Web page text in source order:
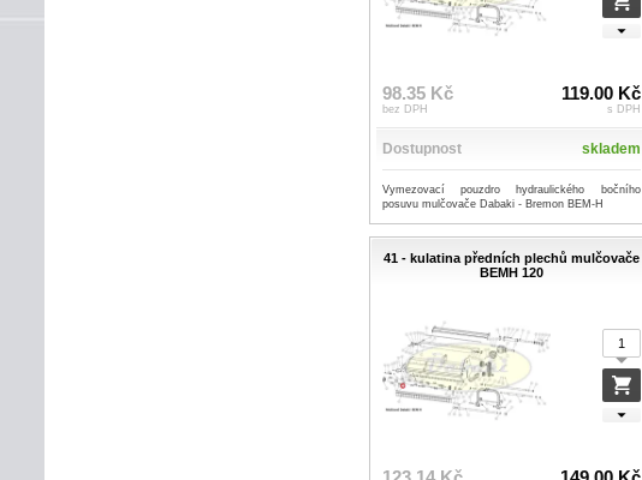
98.35 Kč
bez DPH
119.00 Kč
s DPH
Dostupnost skladem
Vymezovací pouzdro hydraulického bočního
posuvu mulčovače Dabaki - Bremon BEM-H
41 - kulatina předních plechů mulčovače
BEMH 120